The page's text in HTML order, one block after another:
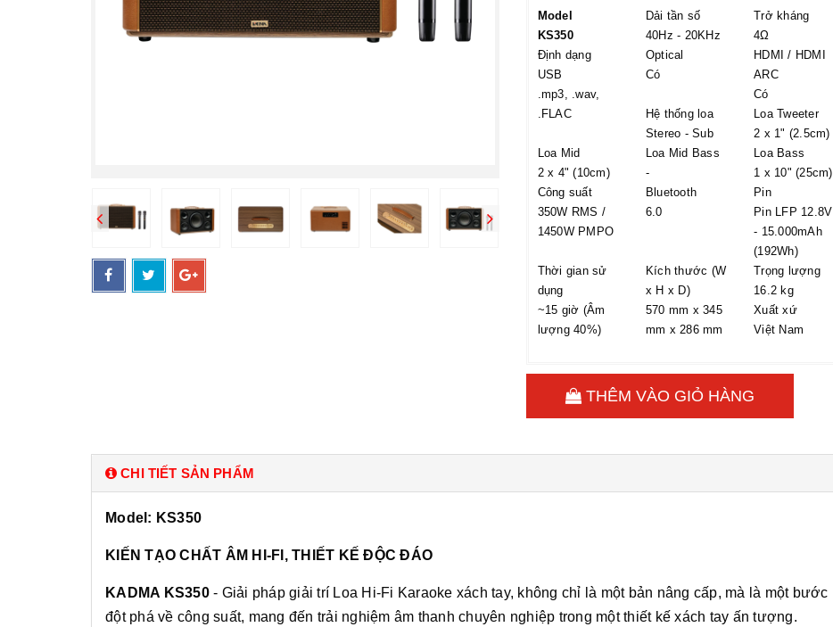
Model
KS350
Dải tần số
40Hz - 20KHz
Trở kháng
4Ω
Định dạng
USB
.mp3, .wav,
.FLAC
Optical
Có
HDMI / HDMI
ARC
Có
Hệ thống loa
Stereo - Sub
Loa Tweeter
2 x 1" (2.5cm)
Loa Mid
2 x 4" (10cm)
Loa Mid Bass
-
Loa Bass
1 x 10" (25cm)
Công suất
350W RMS /
1450W PMPO
Bluetooth
6.0
Pin
Pin LFP 12.8V
- 15.000mAh
(192Wh)
Thời gian sử
dụng
~15 giờ (Âm
lượng 40%)
Kích thước (W
x H x D)
570 mm x 345
mm x 286 mm
Trọng lượng
16.2 kg
Xuất xứ
Việt Nam
THÊM VÀO GIỎ HÀNG
CHI TIẾT SẢN PHẨM
Model: KS350
KIẾN TẠO CHẤT ÂM HI-FI, THIẾT KẾ ĐỘC ĐÁO
KADMA KS350 - Giải pháp giải trí Loa Hi-Fi Karaoke xách tay, không chỉ là một bản nâng cấp, mà là một bước
đột phá về công suất, mang đến trải nghiệm âm thanh chuyên nghiệp trong một thiết kế xách tay ấn tượng.